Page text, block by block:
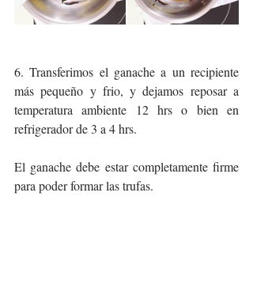
6. Transferimos el ganache a un recipiente
más pequeño y frio, y dejamos reposar a
temperatura ambiente 12 hrs o bien en
refrigerador de 3 a 4 hrs.
El ganache debe estar completamente firme
para poder formar las trufas.